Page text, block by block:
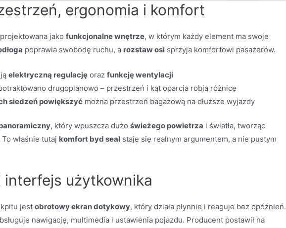
ergonomia i komfort
jako funkcjonalne wnętrze, w którym każdy element ma swoje
poprawia swobodę ruchu, a rozstaw osi sprzyja komfortowi pasażerów.
elektryczną regulację oraz funkcję wentylacji
drugoplanowo – przestrzeń i kąt oparcia robią różnicę
siedzeń powiększyć można przestrzeń bagażową na dłuższe wyjazdy
, który wpuszcza dużo świeżego powietrza i światła, tworząc
To właśnie tutaj komfort byd seal staje się realnym argumentem, a nie pustym
interfejs użytkownika
jest obrotowy ekran dotykowy, który działa płynnie i reaguje bez opóźnień.
nawigację, multimedia i ustawienia pojazdu. Producent postawił na